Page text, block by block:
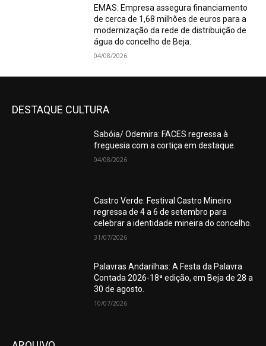
EMAS: Empresa assegura financiamento
de cerca de 1,68 milhões de euros para a
modernização da rede de distribuição de
água do concelho de Beja.
04/08/2026
DESTAQUE CULTURA
Sabóia/ Odemira: FACES regressa à
freguesia com a cortiça em destaque.
04/08/2026
Castro Verde: Festival Castro Mineiro
regressa de 4 a 6 de setembro para
celebrar a identidade mineira do concelho.
31/07/2026
Palavras Andarilhas: A Festa da Palavra
Contada 2026-18ª edição, em Beja de 28 a
30 de agosto.
10/07/2026